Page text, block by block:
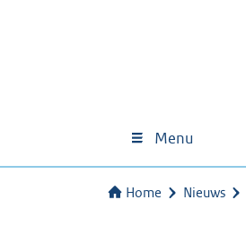
Menu
Home Nieuws